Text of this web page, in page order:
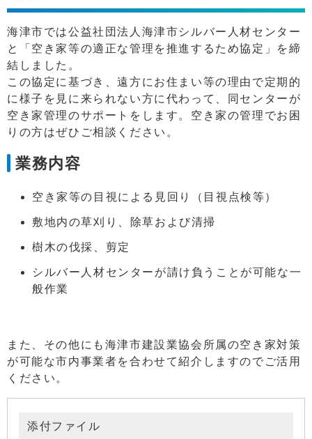
海津市では公益社団法人海津市シルバー人材センター
と「空き家等の適正な管理を推進するため協定」を締
結しました。
この協定に基づき、遠方にお住まい等の理由で定期的
に様子を見に来られない方に代わって、同センターが
空き家管理のサポートをします。空き家の管理でお困
りの方はぜひご相談ください。
業務内容
空き家等の目視による見回り（目視点検等）
敷地内の草刈り、除草および清掃
樹木の伐採、剪定
シルバー人材センターが請け負うことが可能な一
般作業
また、その他にも海津市建設業協会所属の空き家対策
が可能な市内事業者を合わせて紹介しますのでご活用
ください。
添付ファイル